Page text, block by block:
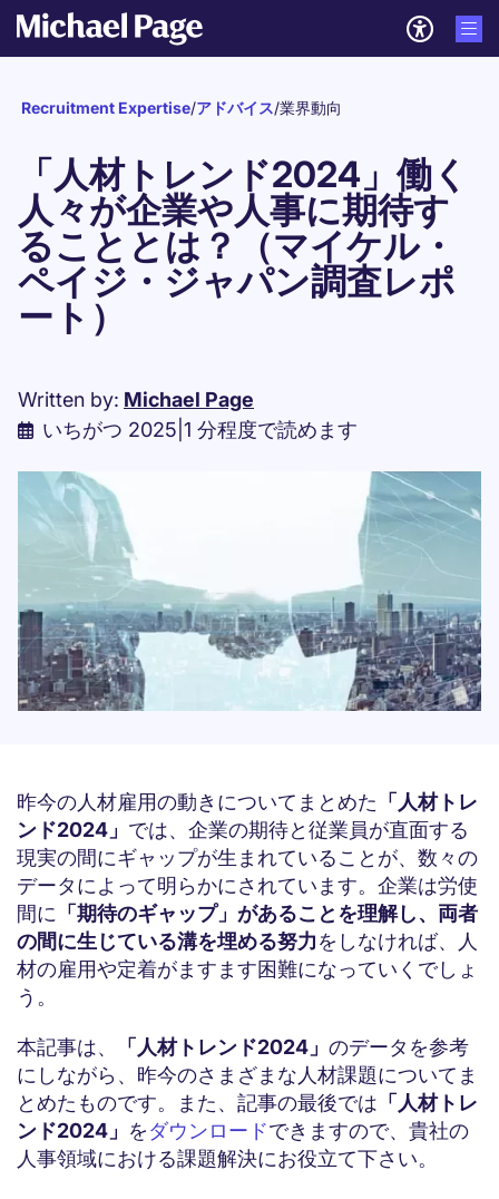
Recruitment Expertise/アドバイス/業界動向
「人材トレンド2024」働く
人々が企業や人事に期待す
ることとは？（マイケル・
ペイジ・ジャパン調査レポ
ート）
Written by: Michael Page
いちがつ 2025 1 分程度で読めます
昨今の人材雇用の動きについてまとめた 「人材トレ
ンド2024」 では、企業の期待と従業員が直面する
現実の間にギャップが生まれていることが、数々の
データによって明らかにされています。企業は労使
間に 「期待のギャップ」があることを理解し、両者
の間に生じている溝を埋める努力をしなければ、人
材の雇用や定着がますます困難になっていくでしょ
う。
本記事は、 「人材トレンド2024」 のデータを参考
にしながら、昨今のさまざまな人材課題についてま
とめたものです。また、記事の最後では 「人材トレ
ンド2024」 をダウンロードできますので、貴社の
人事領域における課題解決にお役立て下さい。